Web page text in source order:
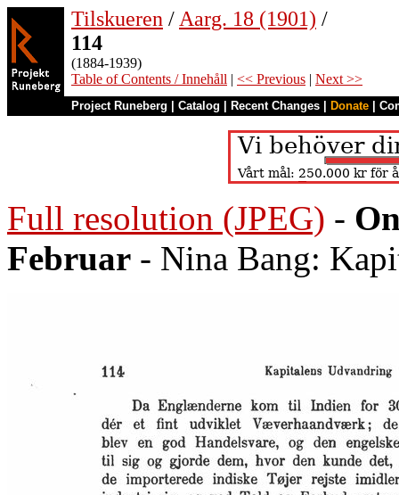
Tilskueren / Aarg. 18 (1901) /
114
(1884-1939)
Table of Contents / Innehåll | << Previous | Next >>
Project Runeberg Catalog Recent Changes Donate
Full resolution (JPEG) -
Februar - Nina Bang: